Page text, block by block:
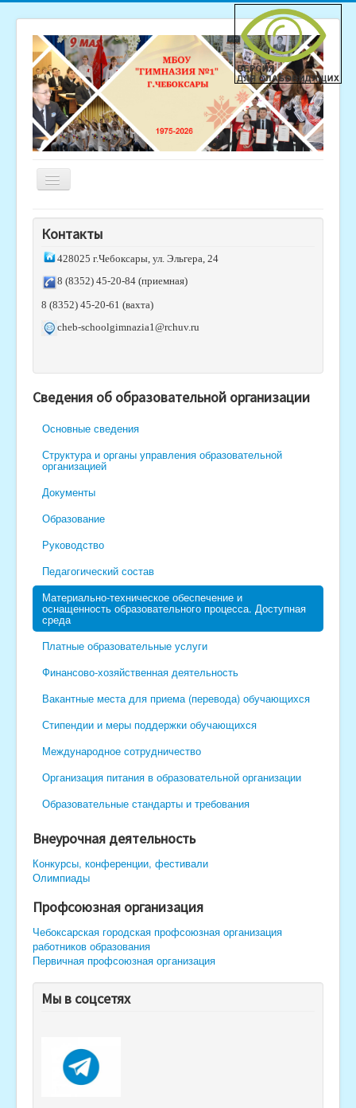
Включить/
Главная
Студия "Гимназистик"
Родителям
Ученикам
Методическая копилка
Совет отцов
Бессмертный полк
Организация школьного питания
Безопасность
МБОУ "Гимназия № 1" г. Чебоксары
Контакты
428025 г.Чебоксары, ул. Эльгера, 24
8 (8352) 45-20-84 (приемная)
8 (8352) 45-20-61 (вахта)
cheb-schoolgimnazia1@rchuv.ru
Сведения об образовательной организации
Основные сведения
Структура и органы управления образовательной
организацией
Документы
Образование
Руководство
Педагогический состав
Материально-техническое обеспечение и
оснащенность образовательного процесса. Доступная
среда
Платные образовательные услуги
Финансово-хозяйственная деятельность
Вакантные места для приема (перевода) обучающихся
Стипендии и меры поддержки обучающихся
Международное сотрудничество
Организация питания в образовательной организации
Образовательные стандарты и требования
Внеурочная деятельность
Конкурсы, конференции, фестивали
Олимпиады
Профсоюзная организация
Чебоксарская городская профсоюзная организация
работников образования
Первичная профсоюзная организация
Мы в соцсетях